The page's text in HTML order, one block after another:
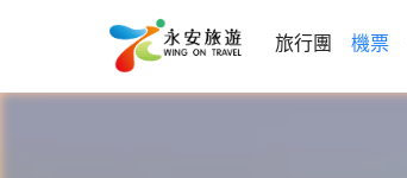
旅行團 機票